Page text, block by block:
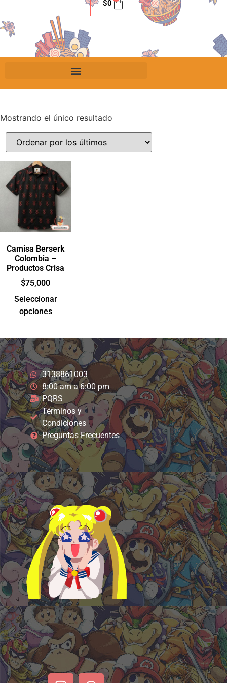
$0
Mostrando el único resultado
Camisa Berserk
Colombia –
Productos Crisa
$75,000
Seleccionar
opciones
3138861003
8:00 am a 6:00 pm
PQRS
Términos y
Condiciones
Preguntas Frecuentes